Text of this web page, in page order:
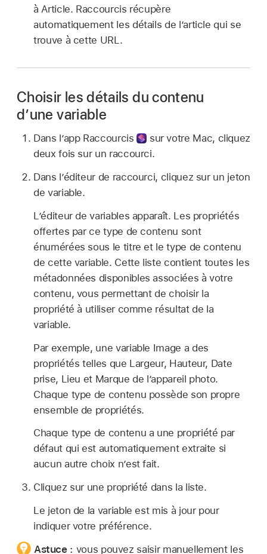
à Article. Raccourcis récupère
automatiquement les détails de l’article qui se
trouve à cette URL.
Choisir les détails du contenu
d’une variable
Dans l’app Raccourcis
sur votre Mac, cliquez
deux fois sur un raccourci.
Dans l’éditeur de raccourci, cliquez sur un jeton
de variable.
L’éditeur de variables apparaît. Les propriétés
offertes par ce type de contenu sont
énumérées sous le titre et le type de contenu
de cette variable. Cette liste contient toutes les
métadonnées disponibles associées à votre
contenu, vous permettant de choisir la
propriété à utiliser comme résultat de la
variable.
Par exemple, une variable Image a des
propriétés telles que Largeur, Hauteur, Date
prise, Lieu et Marque de l’appareil photo.
Chaque type de contenu possède son propre
ensemble de propriétés.
Chaque type de contenu a une propriété par
défaut qui est automatiquement extraite si
aucun autre choix n’est fait.
Cliquez sur une propriété dans la liste.
Le jeton de la variable est mis à jour pour
indiquer votre préférence.
Astuce : vous pouvez saisir manuellement les